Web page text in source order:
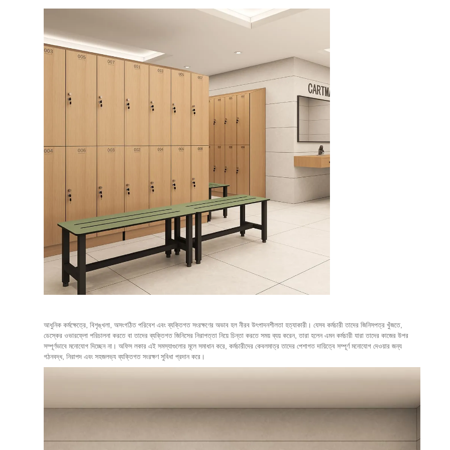
আধুনিক কর্মক্ষেত্রে, বিশৃঙ্খলা, অসংগঠিত পরিবেশ এবং ব্যক্তিগত সংরক্ষণের অভাব হল নীরব উৎপাদনশীলতা হত্যাকারী। যেসব কর্মচারী তাদের জিনিসপত্র খুঁজতে,
ডেস্কের ওভারফ্লো পরিচালনা করতে বা তাদের ব্যক্তিগত জিনিসের নিরাপত্তা নিয়ে চিন্তা করতে সময় ব্যয় করেন, তারা হলেন এমন কর্মচারী যারা তাদের কাজের উপর
সম্পূর্ণভাবে মনোযোগ দিচ্ছেন না। অফিস লকার এই সমস্যাগুলোর মূলে সমাধান করে, কর্মচারীদের কেবলমাত্র তাদের পেশাগত দায়িত্বে সম্পূর্ণ মনোযোগ দেওয়ার জন্য
গঠনবদ্ধ, নিরাপদ এবং সহজলভ্য ব্যক্তিগত সংরক্ষণ সুবিধা প্রদান করে।